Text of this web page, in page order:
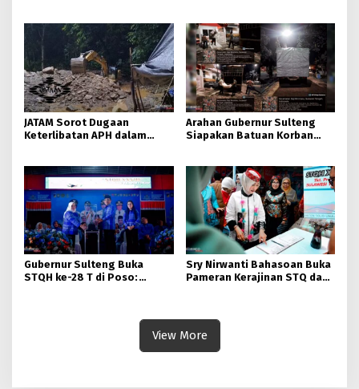
JATAM Sorot Dugaan
Keterlibatan APH dalam
Arahan Gubernur Sulteng
Siapakan Batuan Korban
Distribusi
Gubernur Sulteng Buka
STQH ke-28 T di Poso:
Sry Nirwanti Bahasoan Buka
Pameran Kerajinan STQ dan
View More